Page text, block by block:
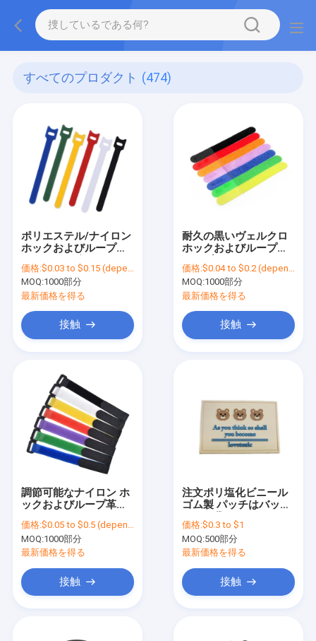
すべてのプロダクト (474)
ポリエステル/ナイロン
ホックおよびループは
ケーブルのタイを紐で
縛る
価格:$0.03 to $0.15 (depends on the design and order quantity)
MOQ:1000部分
最新価格を得る
接触
耐久の黒いヴェルクロ
ホックおよびループ・
ズはカスタマイズした
価格:$0.04 to $0.2 (depends on the design and order quantity)
MOQ:1000部分
最新価格を得る
接触
調節可能なナイロン ホ
ックおよびループ革紐
付いているタイのヴェ
ルクロ革紐をケーブル
で通信する
価格:$0.05 to $0.5 (depends on the design and order quantity)
MOQ:1000部分
最新価格を得る
接触
注文ポリ塩化ビニール
ゴム製 パッチはバック
ゴのゴム製 パッチを浮
彫りにした
価格:$0.3 to $1
MOQ:500部分
最新価格を得る
接触